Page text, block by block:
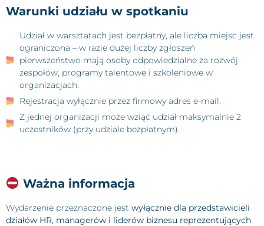
Warunki udziału w spotkaniu
Udział w warsztatach jest bezpłatny, ale liczba miejsc jest
ograniczona – w razie dużej liczby zgłoszeń
pierwszeństwo mają osoby odpowiedzialne za rozwój
zespołów, programy talentowe i szkoleniowe w
organizacjach.
Rejestracja wyłącznie przez firmowy adres e-mail.
Z jednej organizacji może wziąć udział maksymalnie 2
uczestników (przy udziale bezpłatnym).
Ważna informacja
Wydarzenie przeznaczone jest wyłącznie dla przedstawicieli
działów HR, managerów i liderów biznesu reprezentujących